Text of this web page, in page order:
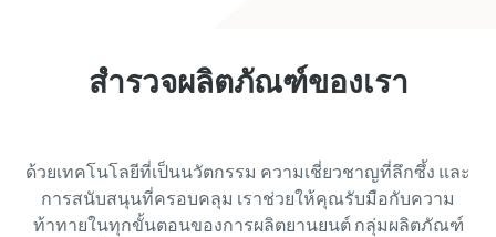
สํารวจผลิตภัณฑ์ของเรา
ด้วยเทคโนโลยีที่เป็นนวัตกรรม ความเชี่ยวชาญที่ลึกซึ้ง และ
การสนับสนุนที่ครอบคลุม เราช่วยให้คุณรับมือกับความ
ท้าทายในทุกขั้นตอนของการผลิตยานยนต์ กลุ่มผลิตภัณฑ์